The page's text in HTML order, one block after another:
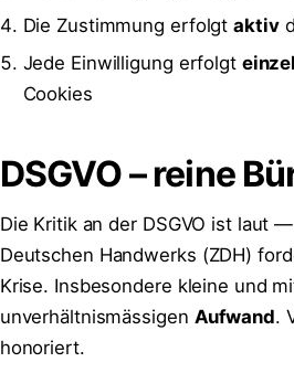
Die Zustimmung erfolgtaktiv
Jede Einwilligung erfolgt
Cookies
DSGVO – reine
Die Kritik an der DSGVO ist laut
Deutschen Handwerks (ZDH)
Krise. Insbesondere kleine und
unverhältnismässigen Aufwand.
honoriert.